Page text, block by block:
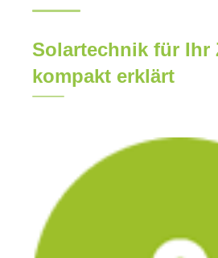
Solartechnik für Ihr
kompakt erklärt